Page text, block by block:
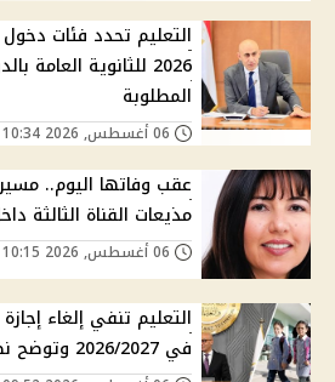
التعليم تحدد فئات دخول
2026 للثانوية
المطلوبة
عقب وفاتها اليوم..
مذيعات القناة الثالثة
التعليم تنفي إلغاء
في 2026/2027 وتوضح نظام الحضور